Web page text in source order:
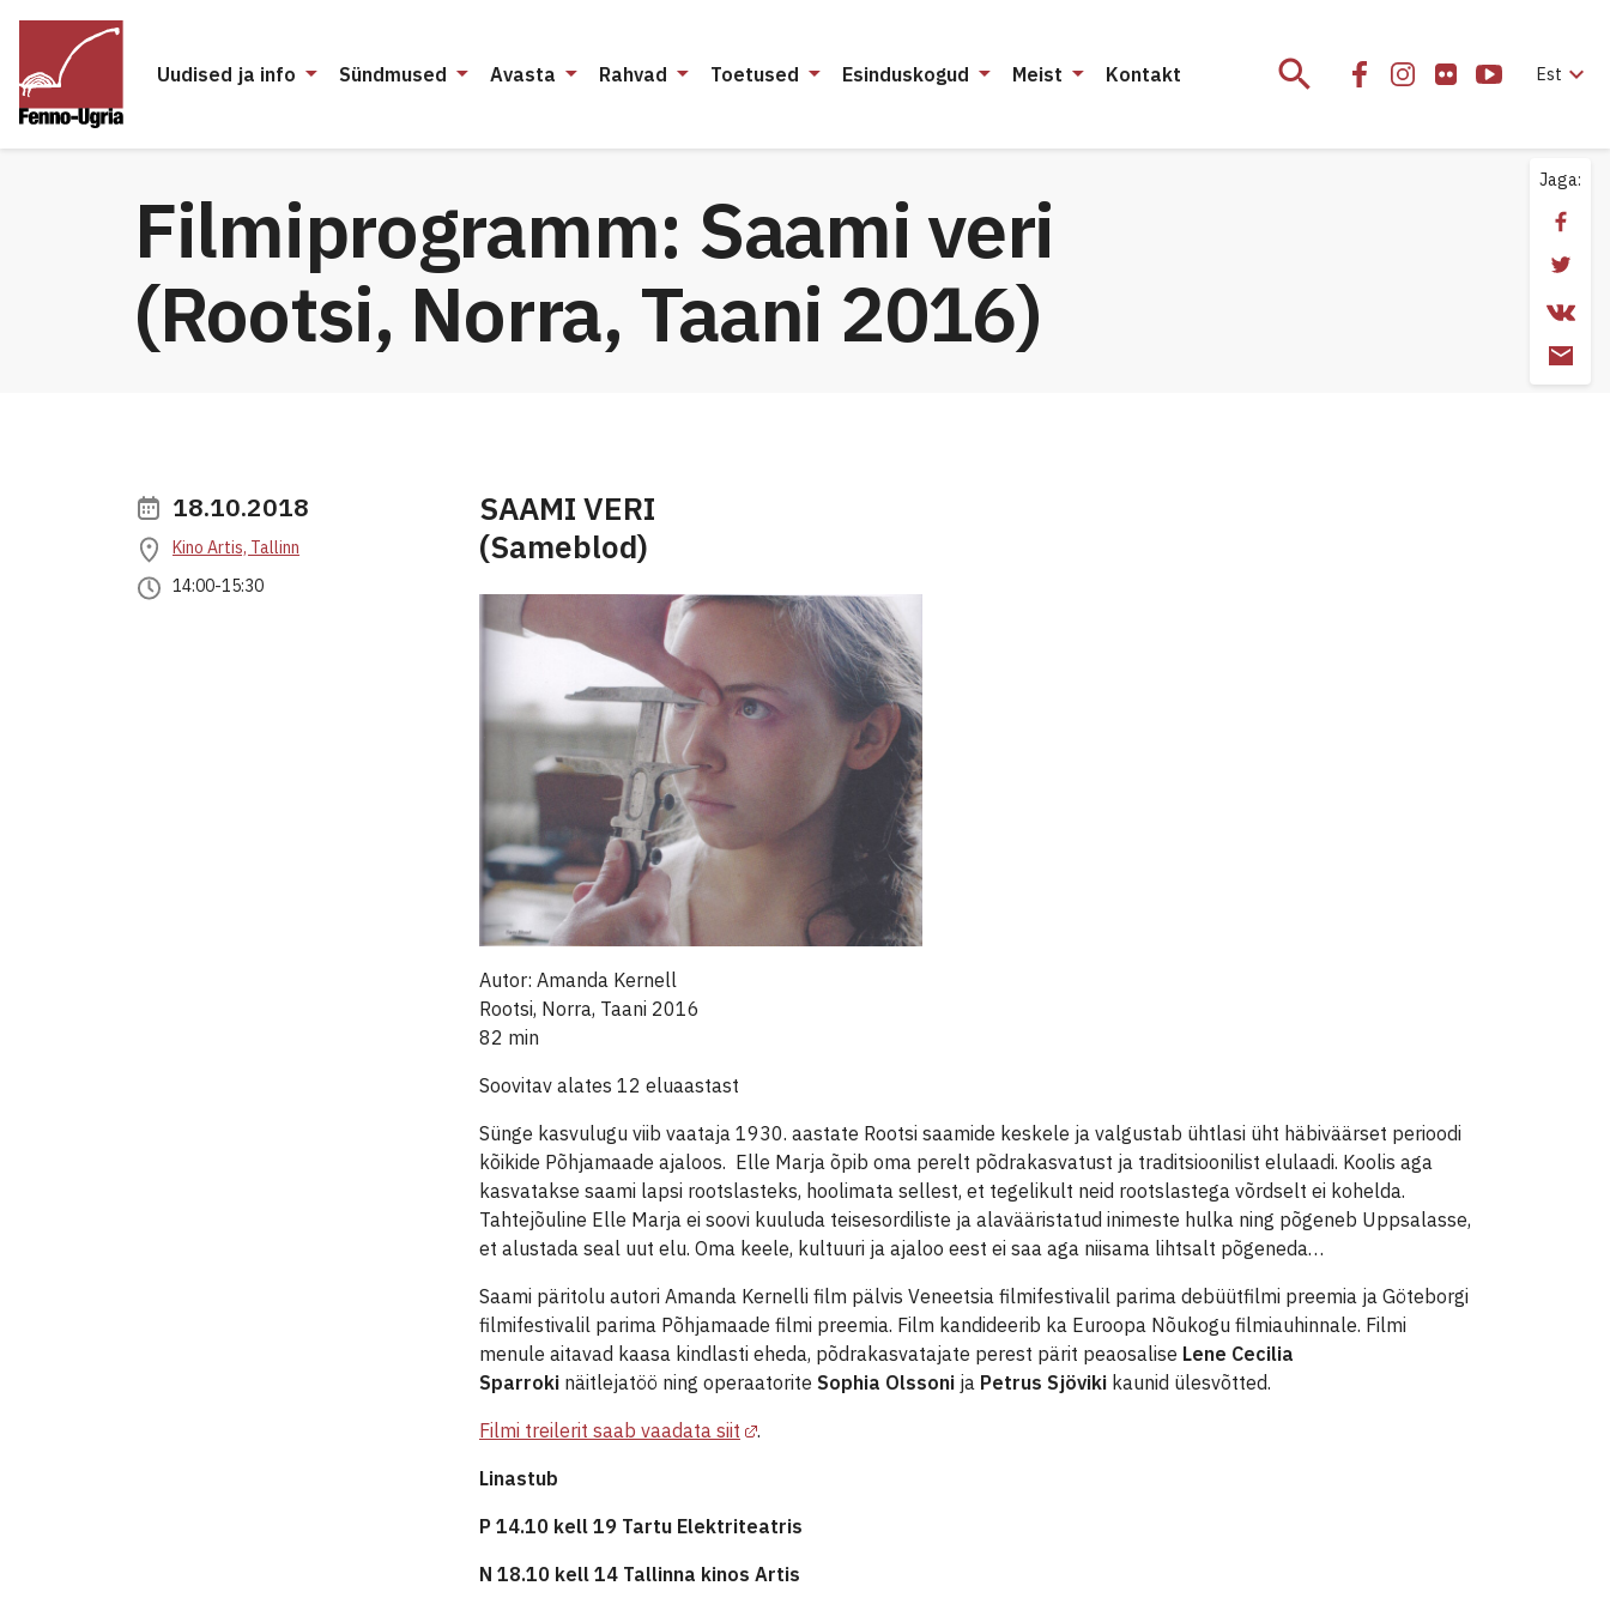
Uudised ja info Sündmused Avasta Rahvad Toetused Esinduskogud Meist Kontakt search Est expand_more
Filmiprogramm: Saami veri
(Rootsi, Norra, Taani 2016)
SAAMI VERI
(Sameblod)
Autor: Amanda Kernell
Rootsi, Norra, Taani 2016
82 min
Soovitav alates 12 eluaastast
Sünge kasvulugu viib vaataja 1930. aastate Rootsi saamide keskele ja valgustab ühtlasi üht häbiväärset perioodi
kõikide Põhjamaade ajaloos. Elle Marja õpib oma perelt põdrakasvatust ja traditsioonilist elulaadi. Koolis aga
kasvatakse saami lapsi rootslasteks, hoolimata sellest, et tegelikult neid rootslastega võrdselt ei kohelda.
Tahtejõuline Elle Marja ei soovi kuuluda teisesordiliste ja alavääristatud inimeste hulka ning põgeneb Uppsalasse,
et alustada seal uut elu. Oma keele, kultuuri ja ajaloo eest ei saa aga niisama lihtsalt põgeneda…
Saami päritolu autori Amanda Kernelli film pälvis Veneetsia filmifestivalil parima debüütfilmi preemia ja Göteborgi
filmifestivalil parima Põhjamaade filmi preemia. Film kandideerib ka Euroopa Nõukogu filmiauhinnale. Filmi
menule aitavad kaasa kindlasti eheda, põdrakasvatajate perest pärit peaosalise Lene Cecilia
Sparroki näitlejatöö ning operaatorite Sophia Olssoni ja Petrus Sjöviki kaunid ülesvõtted.
Filmi treilerit saab vaadata siit
.
Linastub
P 14.10 kell 19 Tartu Elektriteatris
N 18.10 kell 14 Tallinna kinos Artis
18.10.2018
Kino Artis, Tallinn
14:00-15:30
Jaga: